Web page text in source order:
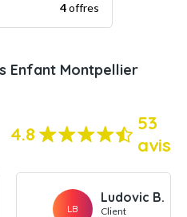
4offres
Enfant Montpellier
4.8
53
avis
LB
Ludovic B.
Client